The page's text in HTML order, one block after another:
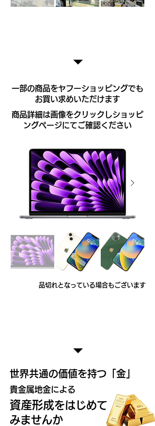
​一部の商品をヤフーショッピングでも
お買い求めいただけます
​商品詳細は画像をクリックしショッピ
ングページにてご確認ください
​品切れとなっている場合もございます
​世界共通の価値を持つ「金」
​貴金属地金による
資産形成をはじめて
みませんか